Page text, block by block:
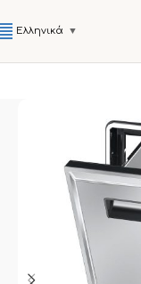
Ελληνικά ▼